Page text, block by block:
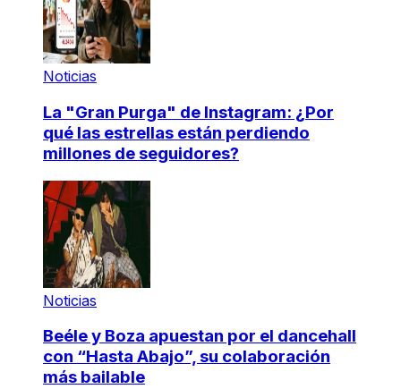
Noticias
La "Gran Purga" de Instagram: ¿Por
qué las estrellas están perdiendo
millones de seguidores?
Noticias
Beéle y Boza apuestan por el dancehall
con “Hasta Abajo”, su colaboración
más bailable